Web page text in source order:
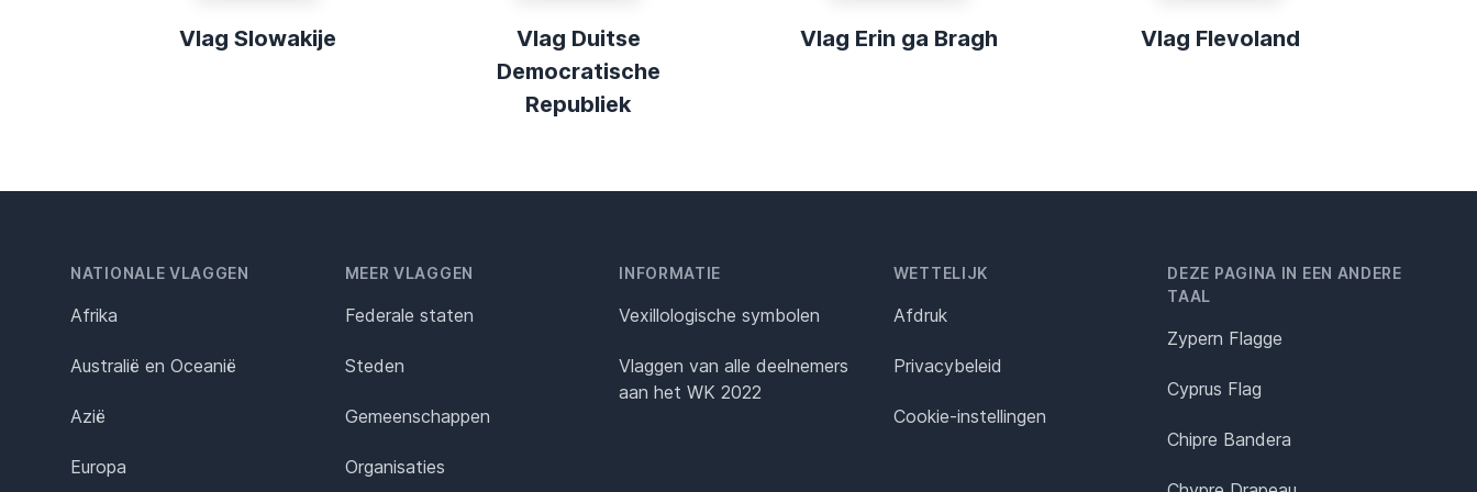
Vlag Slowakije
Vlag Duitse
Democratische
Republiek
Vlag Erin ga Bragh Vlag Flevoland
NATIONALE VLAGGEN
Afrika
Australië en Oceanië
Azië
Europa
MEER VLAGGEN
Federale staten
Steden
Gemeenschappen
Organisaties
INFORMATIE
Vexillologische symbolen
Vlaggen van alle deelnemers
aan het WK 2022
WETTELIJK
Afdruk
Privacybeleid
Cookie-instellingen
DEZE PAGINA IN EEN ANDERE
TAAL
Zypern Flagge
Cyprus Flag
Chipre Bandera